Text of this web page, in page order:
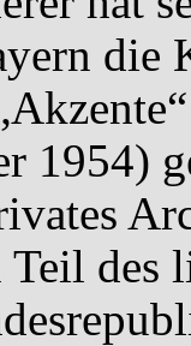
die
1954)
Teil des